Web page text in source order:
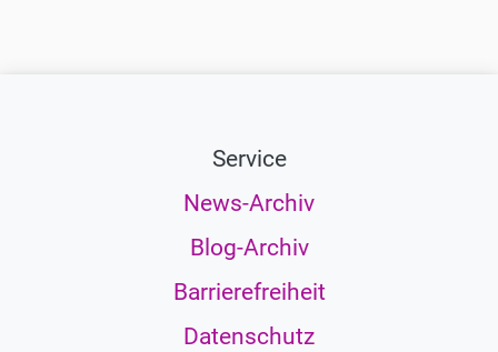
Service
News-Archiv
Blog-Archiv
Barrierefreiheit
Datenschutz